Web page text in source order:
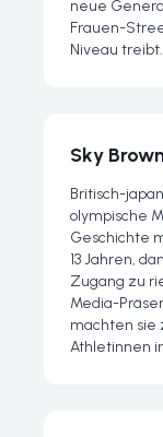
neue
Frauen-
Niveau treibt.
Sky
Britisch-
olympische
Geschichte
13 Jahren,
Zugang zu
Media-
machten sie
Athletinnen